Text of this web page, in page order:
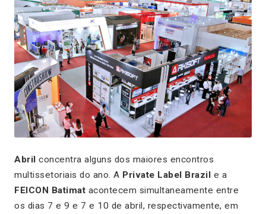
Abril concentra alguns dos maiores encontros
multissetoriais do ano. A Private Label Brazil e a
FEICON Batimat acontecem simultaneamente entre
os dias 7 e 9 e 7 e 10 de abril, respectivamente, em